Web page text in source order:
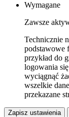
Wymagane
Zawsze
Technicznie
podstawowe
przykład do
logowania
wyciągnąć
wszelkie
przekazane
Zapisz ustawienia